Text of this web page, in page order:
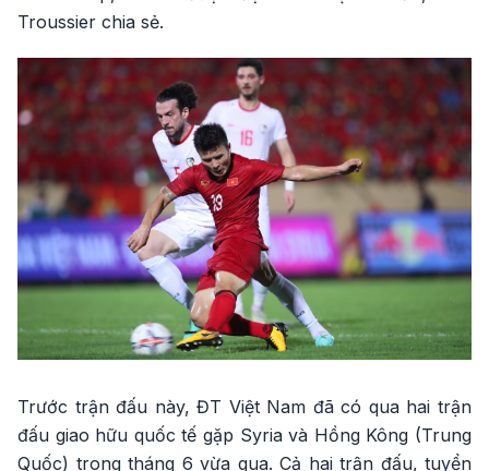
Troussier chia sẻ.
Trước trận đấu này, ĐT Việt Nam đã có qua hai trận
đấu giao hữu quốc tế gặp Syria và Hồng Kông (Trung
Quốc) trong tháng 6 vừa qua. Cả hai trận đấu, tuyển